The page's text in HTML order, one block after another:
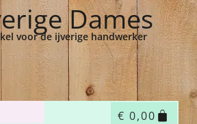
Dames
voor de ijverige handwerker
€ 0,00